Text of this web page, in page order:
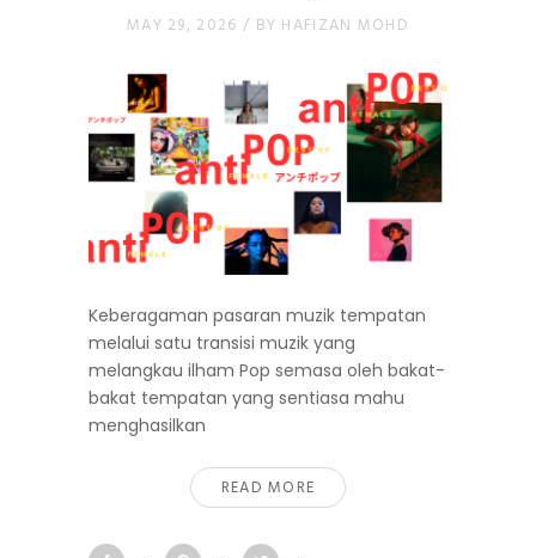
MAY 29, 2026 / BY HAFIZAN MOHD
Keberagaman pasaran muzik tempatan
melalui satu transisi muzik yang
melangkau ilham Pop semasa oleh bakat-
bakat tempatan yang sentiasa mahu
menghasilkan
READ MORE